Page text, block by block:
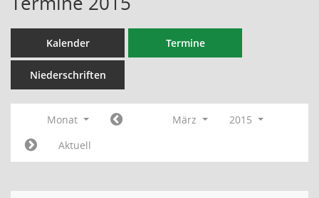
Kalender Termine
Niederschriften
Monat März
2015
Aktuell